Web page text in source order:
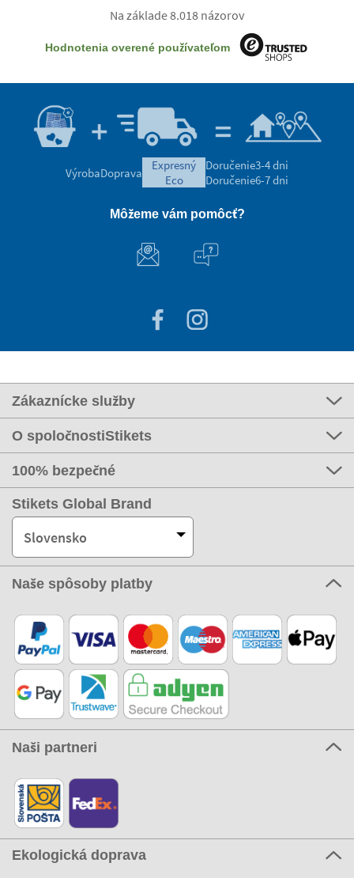
Na základe 8.018 názorov
Hodnotenia overené používateľom
VýrobaDoprava
expresný
eco
Doručenie3-4 dni
Doručenie6-7 dni
Môžeme vám pomôcť?
Zákaznícke služby
O spoločnostiStikets
100% bezpečné
Stikets Global Brand
Slovensko
Naše spôsoby platby
Naši partneri
Ekologická doprava